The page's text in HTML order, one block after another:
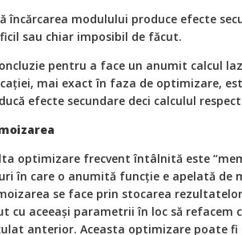
încărcarea modulului produce efecte
sau chiar imposibil de făcut.
pentru a face un anumit calcul
mai exact în faza de optimizare,
efecte secundare deci calculul
optimizare frecvent întâlnită este
în care o anumită funcţie e apelată de
se face prin stocarea
cu aceeaşi parametrii în loc să
anterior. Aceasta optimizare poate